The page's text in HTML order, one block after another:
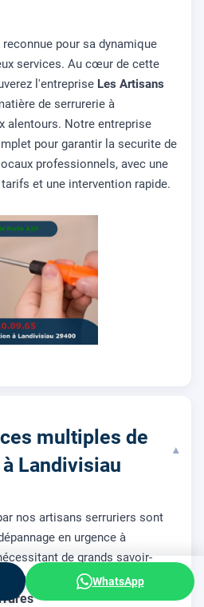
pour sa dynamique
services. Au cœur de cette
l'entreprise Les Artisans
de serrurerie à
alentours. Notre entreprise
pour garantir la securite de
professionnels, avec une
et une intervention rapide.
multiples de
Landivisiau
▾
nos artisans serruriers sont
en urgence à
de grands savoir-
autres:
WhatsApp